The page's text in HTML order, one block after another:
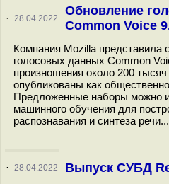
· 28.04.2022
Обновление
Common Voice
Компания Mozilla представила
голосовых данных Common
произношения около 200
опубликованы как
Предложенные наборы можно
машинного обучения для
распознавания и синтеза речи...
· 28.04.2022 Выпуск СУБД